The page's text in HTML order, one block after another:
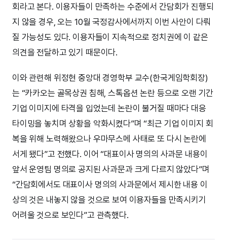
회라고 본다. 이용자들이 만족하는 수준에서 간담회가 진행되
지 않을 경우, 오는 10월 국정감사에서까지 이번 사안이 다뤄
질 가능성도 있다. 이용자들이 지속적으로 정치권에 이 같은
의견을 전달하고 있기 때문이다.
이와 관련해 위정현 중앙대 경영학부 교수(한국게임학회장)
는 “카카오는 골목상권 침해, 스톡옵션 논란 등으로 오랜 기간
기업 이미지에 타격을 입었는데 논란이 불거질 때마다 대응
타이밍을 놓치며 상황을 악화시켰다”며 “최근 기업 이미지 회
복을 위해 노력해왔으나 우마무스메 사태로 또 다시 논란에
서게 됐다”고 전했다. 이어 “대표이사 명의의 사과문 내용이
앞서 운영팀 명의로 공지된 사과문과 크게 다르지 않았다”며
“간담회에서도 대표이사 명의의 사과문에서 제시한 내용 이
상의 것은 내놓지 않을 것으로 보여 이용자들을 만족시키기
어려울 것으로 보인다”고 관측했다.